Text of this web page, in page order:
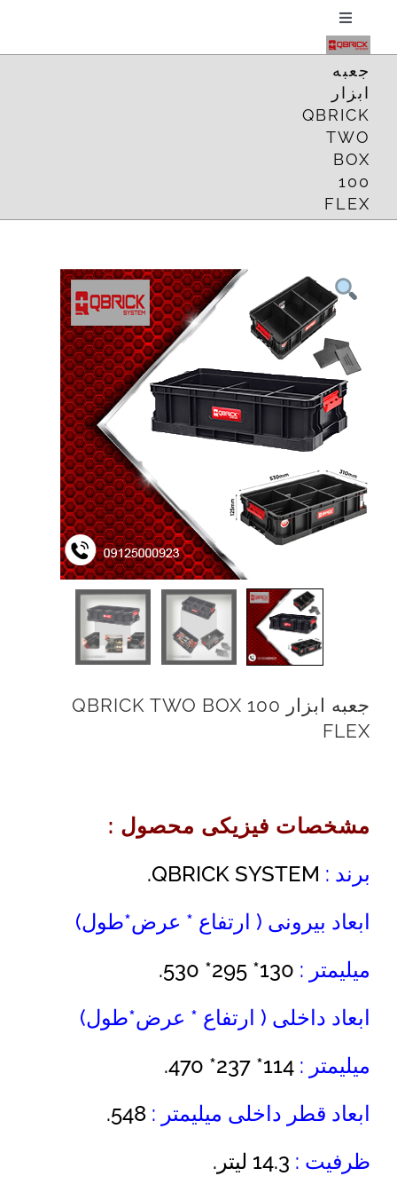
محتوا
Toggle
Navigation
جعبه
ابزار
QBRICK
TWO
BOX
100
FLEX
جعبه ابزار QBRICK TWO BOX 100
FLEX
مشخصات فیزیکی محصول :
برند :
ابعاد بیرونی ( ارتفاع * عرض*طول)
میلیمتر :
ابعاد داخلی ( ارتفاع * عرض*طول)
میلیمتر :
ابعاد قطر داخلی میلیمتر :
ظرفیت :